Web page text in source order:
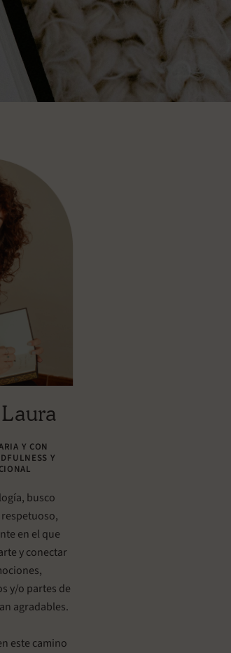
Y CON
Y
busco
en el que
y conectar
y/o partes de
agradables.
este camino